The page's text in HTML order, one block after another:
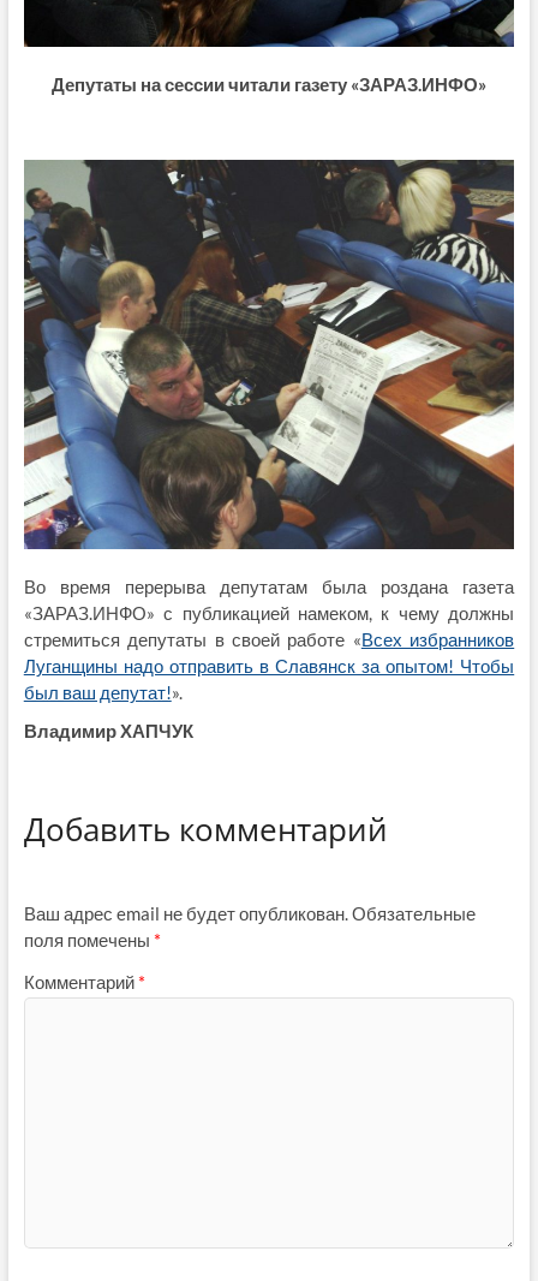
Депутаты на сессии читали газету «ЗАРАЗ.ИНФО»
Во время перерыва депутатам была роздана газета
«ЗАРАЗ.ИНФО» с публикацией намеком, к чему должны
стремиться депутаты в своей работе «Всех избранников
Луганщины надо отправить в Славянск за опытом! Чтобы
был ваш депутат!».
Владимир ХАПЧУК
Добавить комментарий
Ваш адрес email не будет опубликован.Обязательные
поля помечены *
Комментарий *